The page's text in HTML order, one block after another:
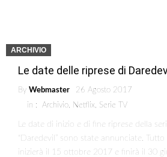
ARCHIVIO
Le date delle riprese di
By Webmaster
26 Agosto 2017
in : Archivio, Netflix, Serie TV
Le date di inizio e di fine riprese della
“Daredevil” sono state annunciate.
inizierà il 15 ottobre 2017 e finirà il 30